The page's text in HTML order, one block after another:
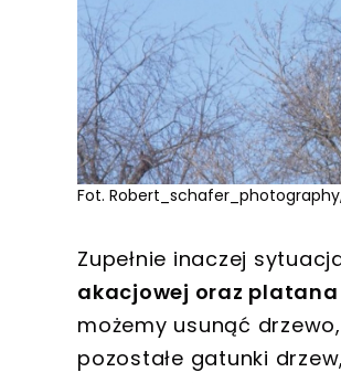
Fot.
Zupełnie inaczej
akacjowej oraz
możemy usunąć
pozostałe gatunki